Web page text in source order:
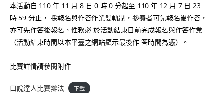
本活動自 110 年 11 月 8 日 0 時 0 分起至 110 年 12 月 7 日 23
時 59 分止， 採報名與作答作業雙軌制，參賽者可先報名後作答，
亦可先作答後報名，惟務必 於活動結束日前完成報名與作答作業
（活動結束時間以本平臺之網站顯示最後作 答時間為憑）。
比賽詳情請參閱附件
口說達人比賽辦法 下載